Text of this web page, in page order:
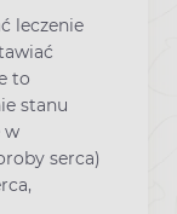
leczenie
to
stanu
w
serca)